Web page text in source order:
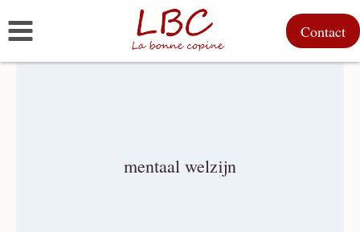
naar
Contact
mentaal welzijn